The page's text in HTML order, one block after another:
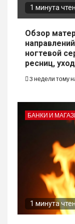
1 минута
Обзор
ногтевой
ресниц, уход
3 недели тому
БАНКИ И
1 минута